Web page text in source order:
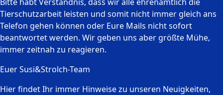
Tierschutzarbeit leisten und somit nicht immer gleich ans
Telefon gehen können oder Eure Mails nicht sofort
beantwortet werden. Wir geben uns aber größte Mühe,
immer zeitnah zu reagieren.
Euer Susi&Strolch-Team
Hier findet Ihr immer Hinweise zu unseren Neuigkeiten,